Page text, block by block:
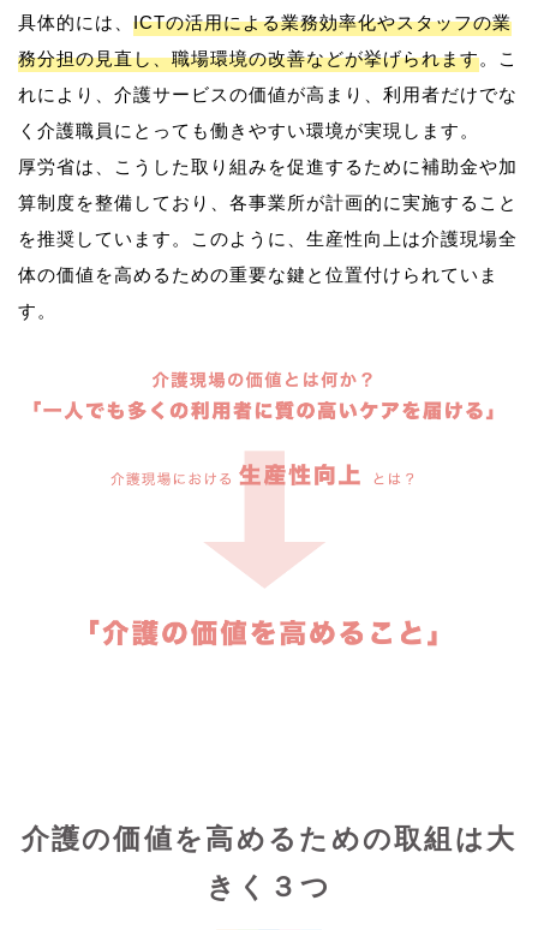
具体的には、 ICTの活用による業務効率化やスタッフの業
務分担の見直し、職場環境の改善などが挙げられます。こ
れにより、介護サービスの価値が高まり、利用者だけでな
く介護職員にとっても働きやすい環境が実現します。
厚労省は、こうした取り組みを促進するために補助金や加
算制度を整備しており、各事業所が計画的に実施すること
を推奨しています。このように、生産性向上は介護現場全
体の価値を高めるための重要な鍵と位置付けられていま
介護の価値を高めるための取組は大
きく３つ